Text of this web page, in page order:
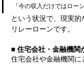
「今の収入だけではロー
という状況で、現実
リレーローンです。
■ 住宅会社・金融機関
住宅会社や金融機関に